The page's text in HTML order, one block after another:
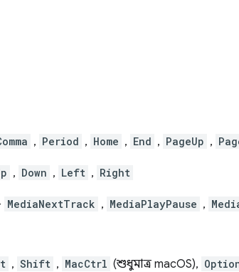
, Period , Home , End , PageUp ,
, Down , Left , Right
MediaNextTrack , MediaPlayPause ,
, Shift , MacCtrl (শুধুমাত্র macOS),